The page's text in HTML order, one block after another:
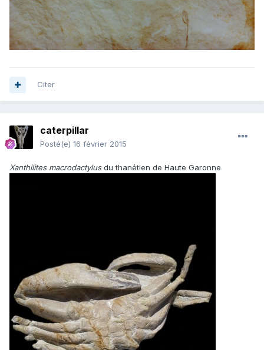
Citer
caterpillar
Posté(e) 16 février 2015
Xanthilites macrodactylusdu thanétien de Haute Garonne